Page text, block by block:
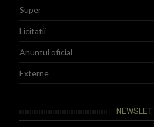
Super
Licitatii
Anuntul oficial
Externe